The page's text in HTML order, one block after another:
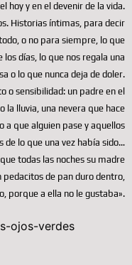
hoy y en el devenir de la vida.
Historias íntimas, para decir
o no para siempre, lo que
días, lo que nos regala una
o lo que nunca deja de doler.
o sensibilidad: un padre en el
la lluvia, una nevera que hace
a que alguien pase y aquellos
de lo que una vez había sido…
todas las noches su madre
pedacitos de pan duro dentro,
porque a ella no le gustaba».